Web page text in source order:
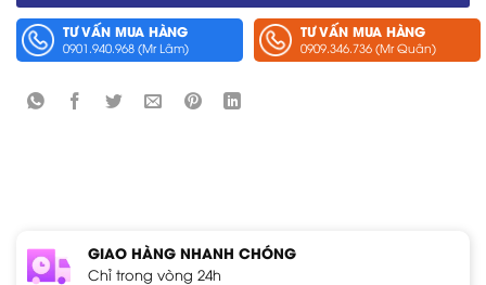
TƯ VẤN MUA HÀNG
0901.940.968 (Mr Lâm)
TƯ VẤN MUA HÀNG
0909.346.736 (Mr Quân)
GIAO HÀNG NHANH CHÓNG
Chỉ trong vòng 24h